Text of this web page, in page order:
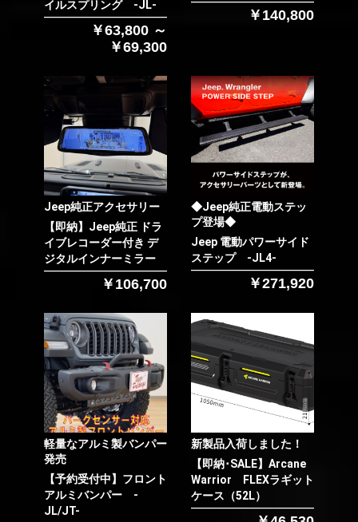
お買い物を続ける
イルスプリング -JL-
￥63,800 ～
￥69,300
￥140,800
Jeep純正アクセサリー
【即納】Jeep純正 ドラ
イブレコーダー付き デ
ジタルインナーミラー
￥106,700
◆Jeep純正電動ステッ
プ登場◆
Jeep 電動パワーサイド
ステップ -JL4-
￥271,920
軽量なアルミ製バンパー
発売
【予約受付中】フロント
アルミバンパー -
JL/JT-
新製品入荷しました！
【即納･SALE】Arcane
Warrior FLEXラギット
ケース（52L）